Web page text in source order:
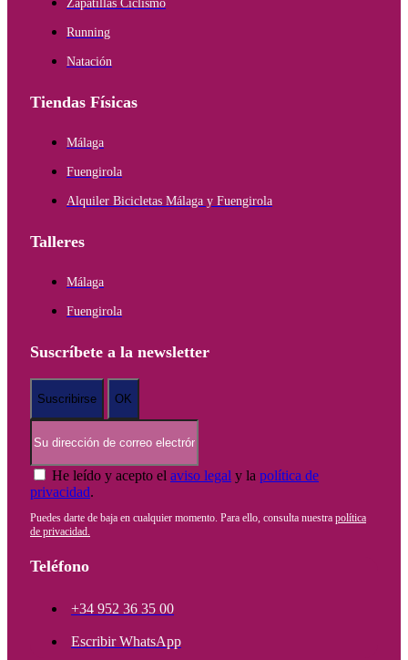
Zapatillas Ciclismo
Running
Natación
Tiendas Físicas
Málaga
Fuengirola
Alquiler Bicicletas Málaga y Fuengirola
Talleres
Málaga
Fuengirola
Suscríbete a la newsletter
He leído y acepto el aviso legal y la política de
privacidad.
Puedes darte de baja en cualquier momento. Para ello, consulta nuestra política
de privacidad.
Teléfono
+34 952 36 35 00
Escribir WhatsApp